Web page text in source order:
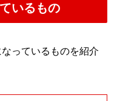
いるもの
っているものを紹介